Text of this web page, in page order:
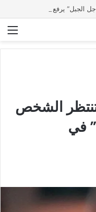
تنتظر الشخص
في